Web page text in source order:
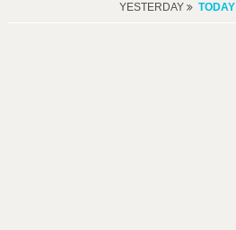
YESTERDAY TODAY